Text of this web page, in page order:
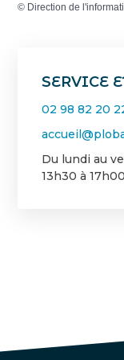
SERVICE
02 98 82 20
Du lundi au
13h30 à 17h00
© Direction de